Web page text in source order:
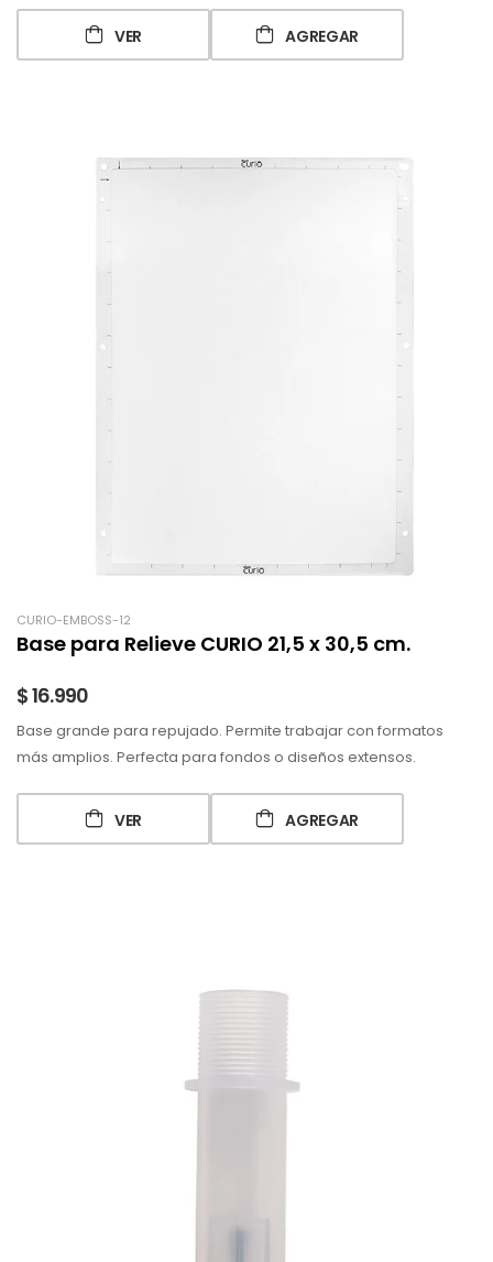
VER AGREGAR
CURIO-EMBOSS-12
Base para Relieve CURIO 21,5 x 30,5 cm.
$ 16.990
Base grande para repujado. Permite trabajar con formatos
más amplios. Perfecta para fondos o diseños extensos.
VER AGREGAR